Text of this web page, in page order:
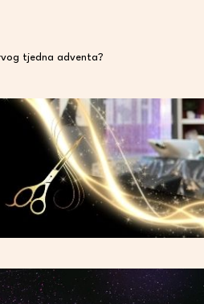
tjedna adventa?